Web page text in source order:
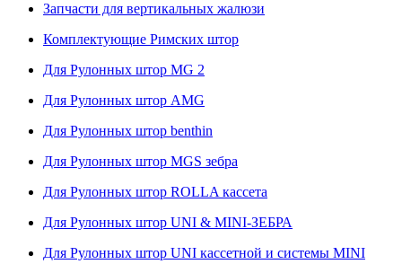
Запчасти для вертикальных жалюзи
Комплектующие Римских штор
Для Рулонных штор MG 2
Для Рулонных штор AMG
Для Рулонных штор benthin
Для Рулонных штор MGS зебра
Для Рулонных штор ROLLA кассета
Для Рулонных штор UNI & MINI-ЗЕБРА
Для Рулонных штор UNI кассетной и системы MINI